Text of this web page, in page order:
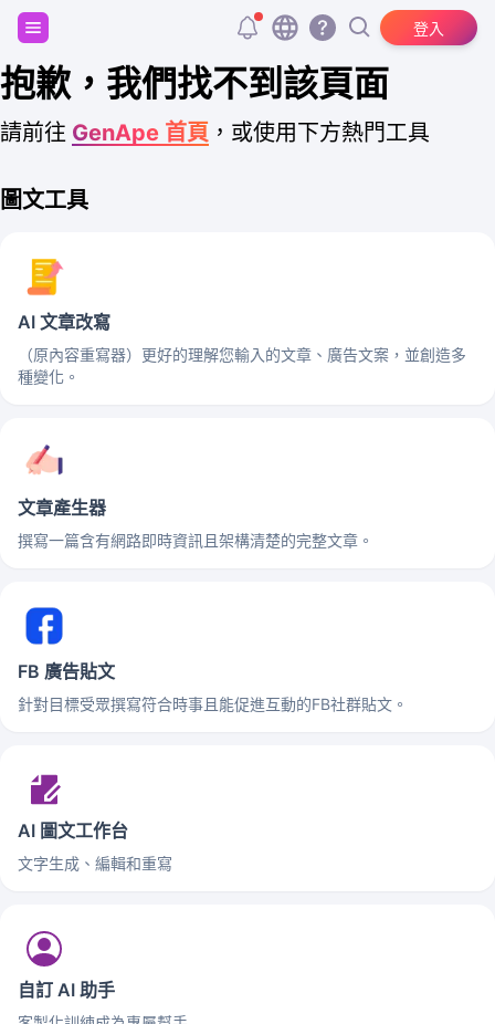
登入
註冊並獲得 20,000 個免費 tokens！
抱歉，我們找不到該頁面
請前往 GenApe 首頁 ，或使用下方熱門工具
圖文工具
AI 文章改寫
（原內容重寫器）更好的理解您輸入的文章、廣告文案，並創造多
種變化。
文章產生器
撰寫一篇含有網路即時資訊且架構清楚的完整文章。
FB 廣告貼文
針對目標受眾撰寫符合時事且能促進互動的FB社群貼文。
AI 圖文工作台
文字生成、編輯和重寫
自訂 AI 助手